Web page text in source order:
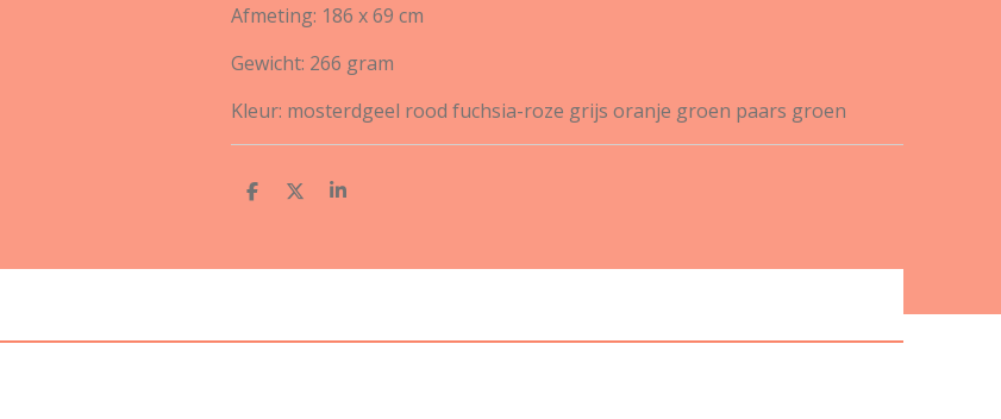
Afmeting: 186 x 69 cm
Gewicht: 266 gram
Kleur: mosterdgeel rood fuchsia-roze grijs oranje groen paars groen
D
n
D
S
e